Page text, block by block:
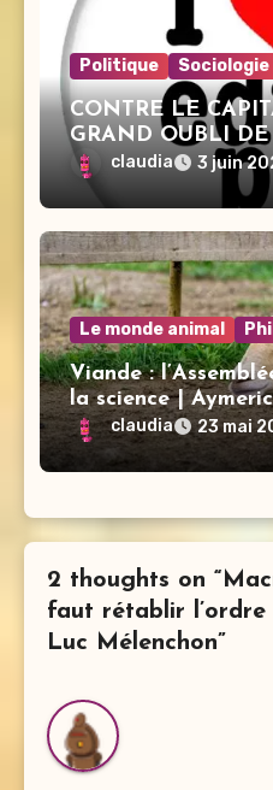
Politique Sociologie
CONTRE LE
GRAND OUBLI
claudia 3 juin
Le monde animal
Viande :
la science |
d’urgence agricole
claudia 23 mai
2 thoughts on
faut rétablir l’ordre
Luc Mélenchon”